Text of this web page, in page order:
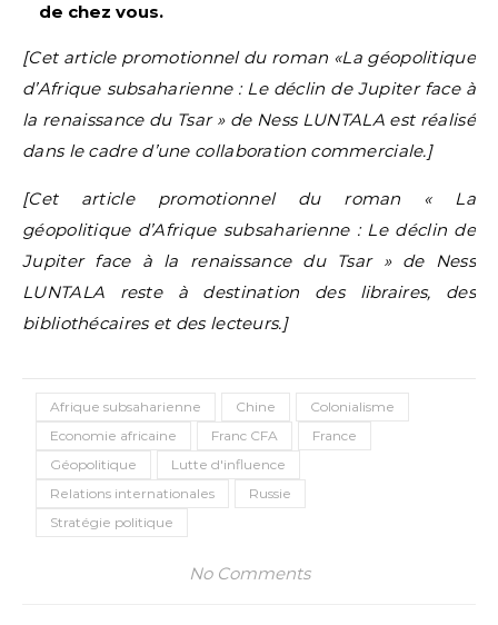
de chez vous.
[Cet article promotionnel du roman «La géopolitique
d’Afrique subsaharienne : Le déclin de Jupiter face à
la renaissance du Tsar » de Ness LUNTALA est réalisé
dans le cadre d’une collaboration commerciale.]
[Cet article promotionnel du roman « La
géopolitique d’Afrique subsaharienne : Le déclin de
Jupiter face à la renaissance du Tsar » de Ness
LUNTALA reste à destination des libraires, des
bibliothécaires et des lecteurs.]
Afrique subsaharienne Chine
Colonialisme
Economie africaine
Franc CFA
France
Géopolitique
Lutte d'influence
Relations internationales
Russie
Stratégie politique
No Comments